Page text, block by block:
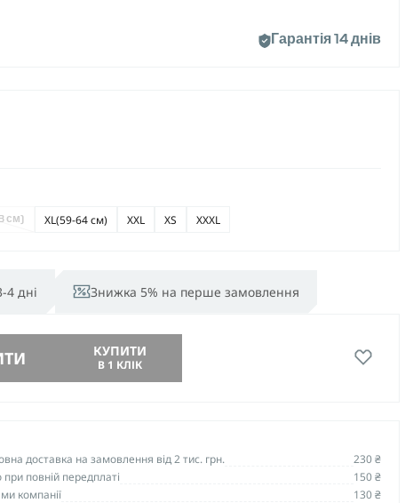
Гарантія 14 днів
см) XL(59-64 см) XXL XS XXXL
4 дні Знижка 5% на перше замовлення
КУПИТИ
В 1 КЛІК
доставка на замовлення від 2 тис. грн. 230 ₴
повній передплаті 150 ₴
компанії 130 ₴